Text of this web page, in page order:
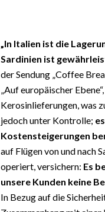
„In Italien ist die
Sardinien ist
der Sendung „Coffee
„Auf europäischer
Kerosinlieferungen, was
jedoch unter Kontrolle;
Kostensteigerungen
auf Flügen von und nach
operiert, versichern: Es
unsere Kunden keine
In Bezug auf die